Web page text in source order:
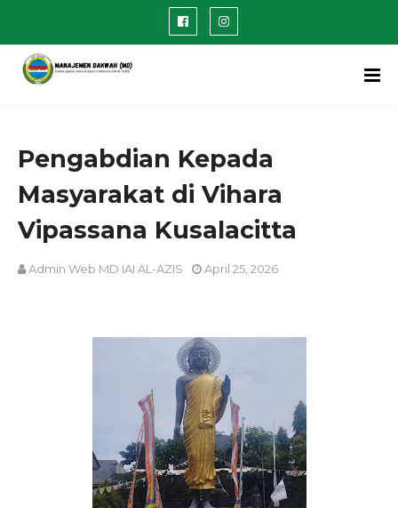
Pengabdian Kepada
Masyarakat di Vihara
Vipassana Kusalacitta
Admin Web MD IAI AL-AZIS April 25, 2026